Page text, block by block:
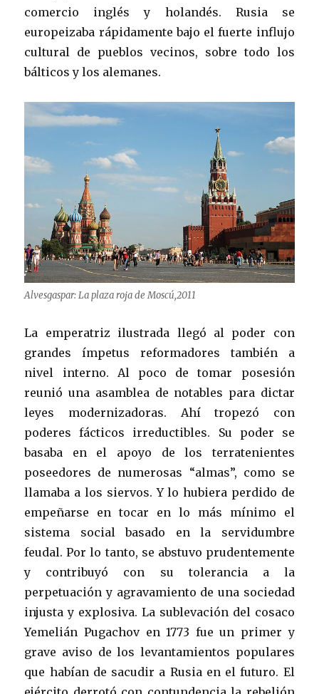
comercio inglés y holandés. Rusia se
europeizaba rápidamente bajo el fuerte influjo
cultural de pueblos vecinos, sobre todo los
bálticos y los alemanes.
Alvesgaspar: La plaza roja de Moscú,2011
La emperatriz ilustrada llegó al poder con
grandes ímpetus reformadores también a
nivel interno. Al poco de tomar posesión
reunió una asamblea de notables para dictar
leyes modernizadoras. Ahí tropezó con
poderes fácticos irreductibles. Su poder se
basaba en el apoyo de los terratenientes
poseedores de numerosas “almas”, como se
llamaba a los siervos. Y lo hubiera perdido de
empeñarse en tocar en lo más mínimo el
sistema social basado en la servidumbre
feudal. Por lo tanto, se abstuvo prudentemente
y contribuyó con su tolerancia a la
perpetuación y agravamiento de una sociedad
injusta y explosiva. La sublevación del cosaco
Yemelián Pugachov en 1773 fue un primer y
grave aviso de los levantamientos populares
que habían de sacudir a Rusia en el futuro. El